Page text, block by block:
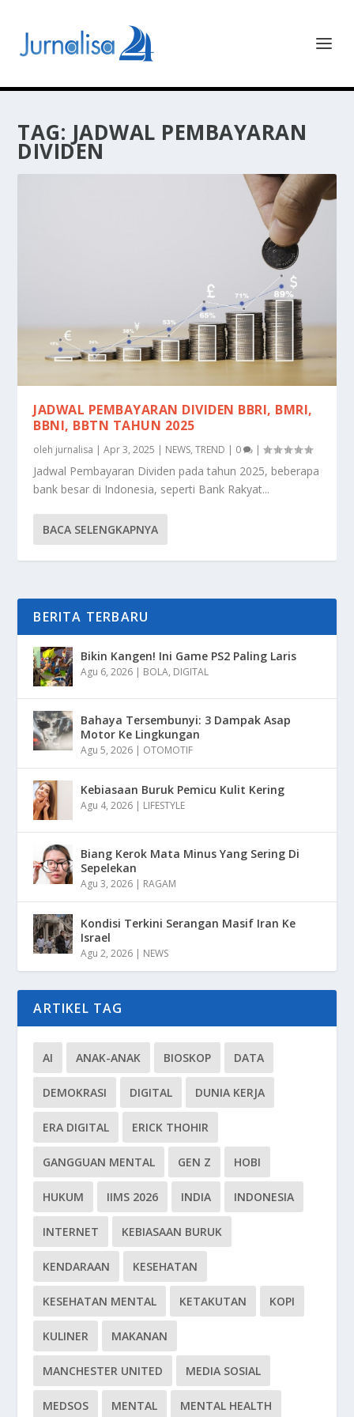
TAG: JADWAL PEMBAYARAN
DIVIDEN
JADWAL PEMBAYARAN DIVIDEN BBRI, BMRI,
BBNI, BBTN TAHUN 2025
oleh jurnalisa |Apr 3, 2025 NEWS,TREND 0 |
Jadwal Pembayaran Dividen pada tahun 2025, beberapa
bank besar di Indonesia, seperti Bank Rakyat...
BACA SELENGKAPNYA
BERITA TERBARU
Bikin Kangen! Ini Game PS2 Paling Laris
Agu 6, 2026 BOLA, DIGITAL
Bahaya Tersembunyi: 3 Dampak Asap
Motor Ke Lingkungan
Agu 5, 2026 OTOMOTIF
Kebiasaan Buruk Pemicu Kulit Kering
Agu 4, 2026 LIFESTYLE
Biang Kerok Mata Minus Yang Sering Di
Sepelekan
Agu 3, 2026 RAGAM
Kondisi Terkini Serangan Masif Iran Ke
Israel
Agu 2, 2026 NEWS
ARTIKEL TAG
AI ANAK-ANAK BIOSKOP DATA
DEMOKRASI DIGITAL DUNIA KERJA
ERA DIGITAL ERICK THOHIR
GANGGUAN MENTAL GEN Z HOBI
HUKUM IIMS 2026 INDIA INDONESIA
INTERNET KEBIASAAN BURUK
KENDARAAN KESEHATAN
KESEHATAN MENTAL KETAKUTAN KOPI
KULINER MAKANAN
MANCHESTER UNITED MEDIA SOSIAL
MEDSOS MENTAL MENTAL HEALTH